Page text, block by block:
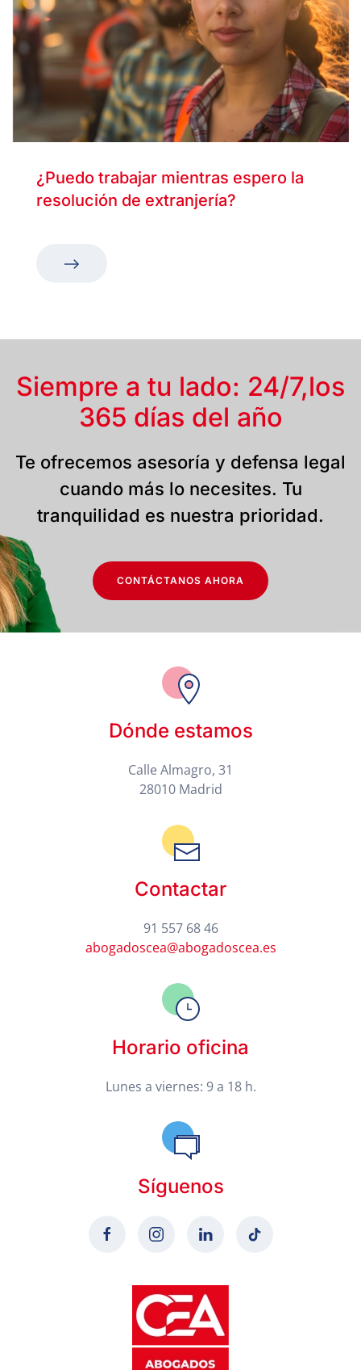
¿Puedo trabajar mientras espero la
resolución de extranjería?
Siempre a tu lado: 24/7,los
365 días del año
Te ofrecemos asesoría y defensa legal
cuando más lo necesites. Tu
tranquilidad es nuestra prioridad.
CONTÁCTANOS AHORA
Dónde estamos
Calle Almagro, 31
28010 Madrid
Contactar
91 557 68 46
abogadoscea@abogadoscea.es
Horario oficina
Lunes a viernes: 9 a 18 h.
Síguenos